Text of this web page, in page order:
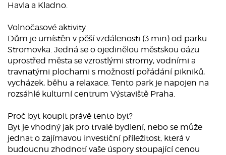
Havla a Kladno.
Volnočasové aktivity
Dům je umístěn v pěší vzdálenosti (3 min) od parku
Stromovka. Jedná se o ojedinělou městskou oázu
uprostřed města se vzrostlými stromy, vodními a
travnatými plochami s možností pořádání pikniků,
vycházek, běhu a relaxace. Tento park je napojen na
rozsáhlé kulturní centrum Výstaviště Praha.
Proč byt koupit právě tento byt?
Byt je vhodný jak pro trvalé bydlení, nebo se může
jednat o zajímavou investiční příležitost, která v
budoucnu zhodnotí vaše úspory stoupající cenou